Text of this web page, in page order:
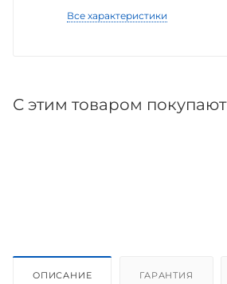
Все характеристики
С этим товаром покупают
ОПИСАНИЕ ГАРАНТИЯ